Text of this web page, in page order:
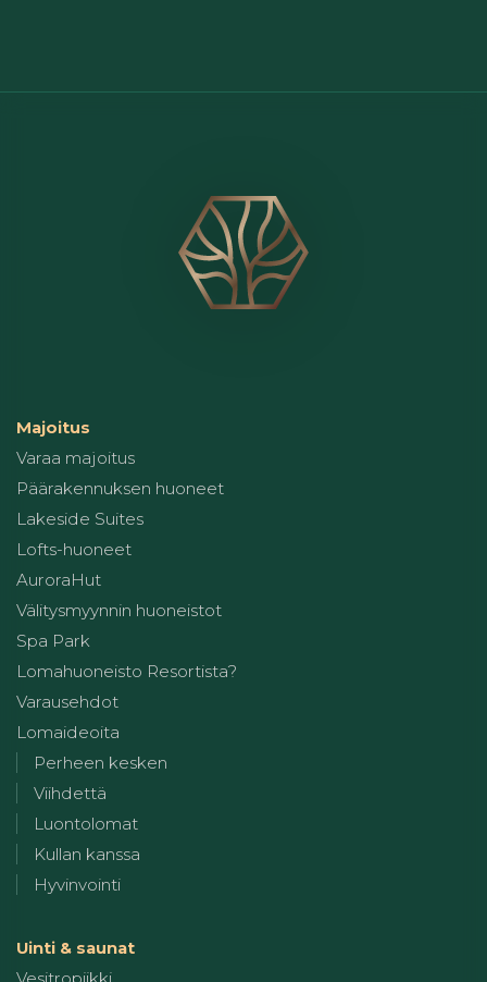
Majoitus
Varaa majoitus
Päärakennuksen huoneet
Lakeside Suites
Lofts-huoneet
AuroraHut
Välitysmyynnin huoneistot
Spa Park
Lomahuoneisto Resortista?
Varausehdot
Lomaideoita
Perheen kesken
Viihdettä
Luontolomat
Kullan kanssa
Hyvinvointi
Uinti & saunat